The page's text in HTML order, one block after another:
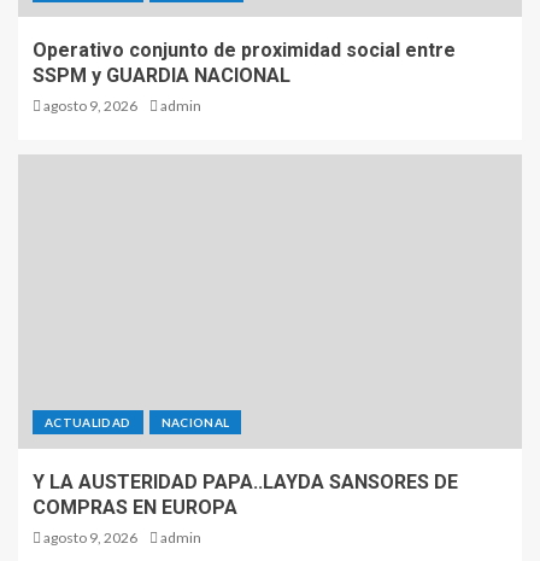
Operativo conjunto de proximidad social entre
SSPM y GUARDIA NACIONAL
agosto 9, 2026 admin
ACTUALIDAD NACIONAL
Y LA AUSTERIDAD PAPA..LAYDA SANSORES DE
COMPRAS EN EUROPA
agosto 9, 2026 admin